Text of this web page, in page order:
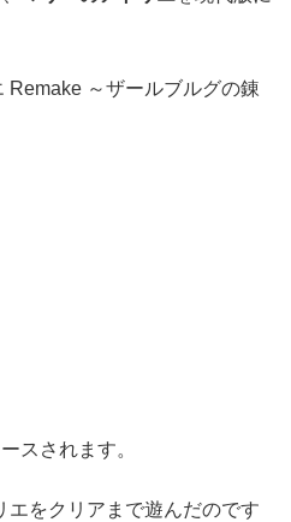
Remake ～ザールブルグの錬
スされます。
をクリアまで遊んだのです